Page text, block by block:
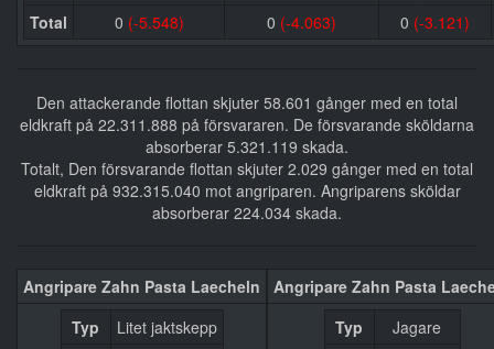
Total
0 (-5.548) 0 (-4.063) 0 (-3.121)
Den attackerande flottan skjuter 58.601 gånger med en total
eldkraft på 22.311.888 på försvararen. De försvarande sköldarna
absorberar 5.321.119 skada.
Totalt, Den försvarande flottan skjuter 2.029 gånger med en total
eldkraft på 932.315.040 mot angriparen. Angriparens sköldar
absorberar 224.034 skada.
Angripare Zahn Pasta Laecheln
Typ
Litet jaktskepp
Angripare Zahn Pasta
Typ
Jagare